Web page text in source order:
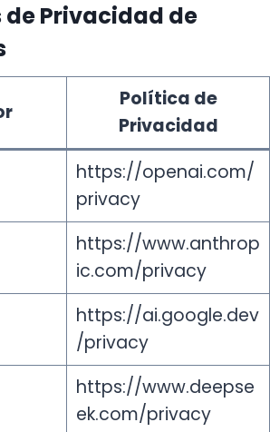
de Privacidad de
Política de
Privacidad
https://openai.com/
privacy
https://www.anthrop
ic.com/privacy
https://ai.google.dev
/privacy
https://www.deepse
ek.com/privacy